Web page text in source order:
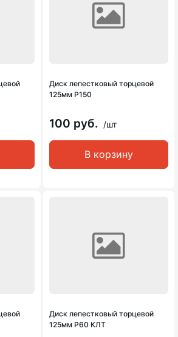
Диск лепестковый торцевой
125мм Р150
100 руб. /шт
В корзину
Диск лепестковый торцевой
125мм Р60 КЛТ